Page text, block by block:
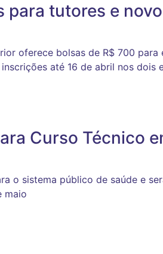
para tutores e
oferece bolsas de R$ 700 para
até 16 de abril nos dois
Curso Técnico
o sistema público de saúde e
maio